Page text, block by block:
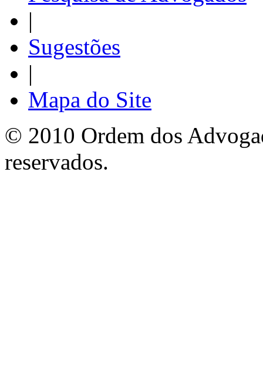
|
Sugestões
|
Mapa do Site
© 2010 Ordem dos
reservados.